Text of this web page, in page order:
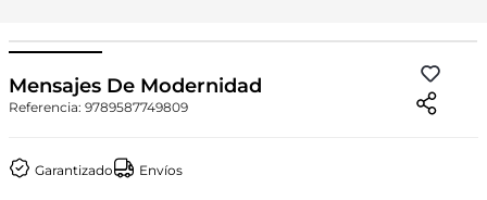
Mensajes De Modernidad
Referencia: 9789587749809
Garantizado Envíos